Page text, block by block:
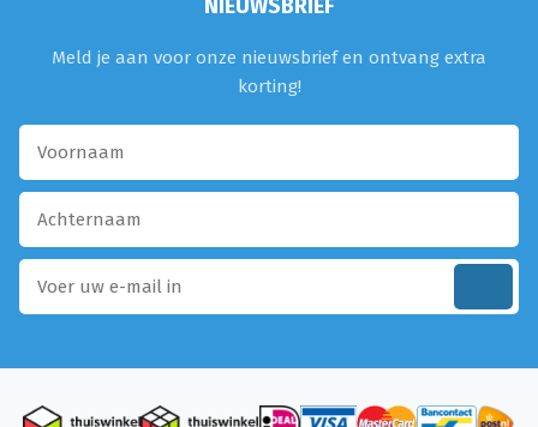
NIEUWSBRIEF
Meld je aan voor onze nieuwsbrief en ontvang extra
korting!